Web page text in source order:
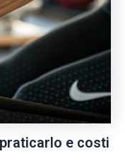
e costi